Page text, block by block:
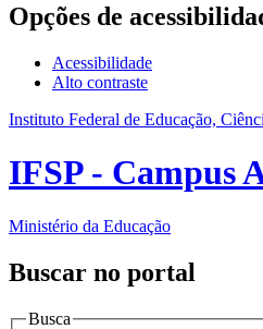
Opções de
Acessibilidade
Alto contraste
Instituto Federal de Educação,
IFSP - Campus
Ministério da Educação
Buscar no portal
Busca